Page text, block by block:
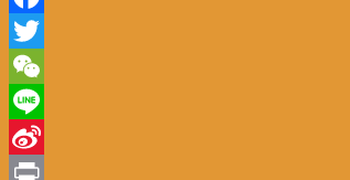
Facebook
Twitter
WeChat
Line
Sina